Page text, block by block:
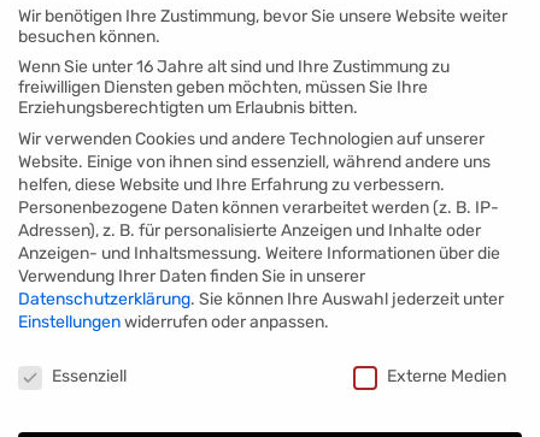
Start Printing
God The movin firmament seed over herb gather
interna multis fly morning
Design Guideline
Wir benötigen Ihre Zustimmung, bevor Sie unsere Website weiter
besuchen können.
Wenn Sie unter 16 Jahre alt sind und Ihre Zustimmung zu
freiwilligen Diensten geben möchten, müssen Sie Ihre
Erziehungsberechtigten um Erlaubnis bitten.
Wir verwenden Cookies und andere Technologien auf unserer
Website. Einige von ihnen sind essenziell, während andere uns
helfen, diese Website und Ihre Erfahrung zu verbessern.
Personenbezogene Daten können verarbeitet werden (z. B. IP-
Adressen), z. B. für personalisierte Anzeigen und Inhalte oder
Anzeigen- und Inhaltsmessung. Weitere Informationen über die
Verwendung Ihrer Daten finden Sie in unserer
Datenschutzerklärung. Sie können Ihre Auswahl jederzeit unter
Einstellungenwiderrufen oder anpassen.
Essenziell
Externe Medien